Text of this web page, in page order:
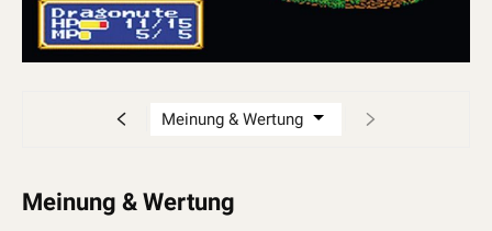
Meinung & Wertung